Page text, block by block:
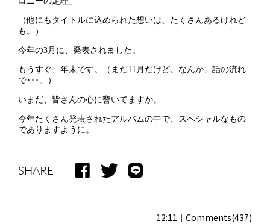
LIVE
BIO
MUSIC
VIDEO
（他にもタイトルに込められた想いは、たくさんあるけれど
も。）
今年の3月に、発表されました。
もうすぐ、年末です。（まだ11月だけど。なんか、話の流れ
で･･･。）
いまだ、皆さんの心に響いてますか。
今年たくさん発表されたアルバムの中で、スペシャルなもの
でありますように。
SHARE
12:11 Comments(437)